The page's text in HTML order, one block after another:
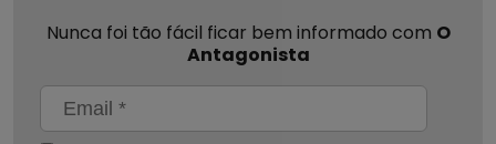
Nunca foi tão fácil ficar bem informado com O
Antagonista